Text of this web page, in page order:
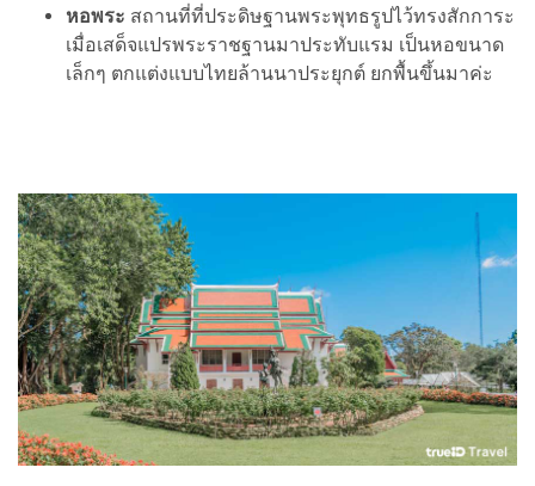
หอพระ สถานที่ที่ประดิษฐานพระพุทธรูปไว้ทรงสักการะ
เมื่อเสด็จแปรพระราชฐานมาประทับแรม เป็นหอขนาด
เล็กๆ ตกแต่งแบบไทยล้านนาประยุกต์ ยกพื้นขึ้นมาค่ะ